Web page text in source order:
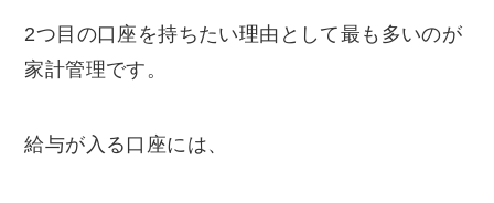
2つ目の口座を持ちたい理由として最も多いのが
家計管理です。
給与が入る口座には、